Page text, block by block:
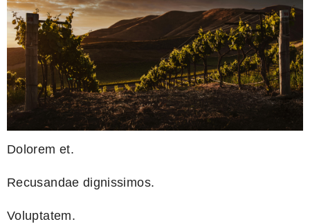
Dolorem et.
Recusandae dignissimos.
Voluptatem.